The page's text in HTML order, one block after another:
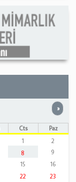
»
Cts
Paz
1
2
8
9
15
16
22
23